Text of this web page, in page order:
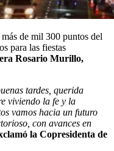
de mil 300 puntos del
para las fiestas
Rosario Murillo,
tardes, querida
viviendo la fe y la
vamos hacia un futuro
con avances en
la Copresidenta de